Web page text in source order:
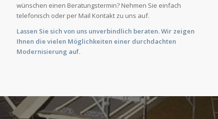
wünschen einen Beratungstermin? Nehmen Sie einfach
telefonisch oder per Mail Kontakt zu uns auf.
Lassen Sie sich von uns unverbindlich beraten. Wir zeigen
Ihnen die vielen Möglichkeiten einer durchdachten
Modernisierung auf.